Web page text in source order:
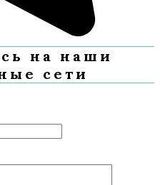
на наши
сети